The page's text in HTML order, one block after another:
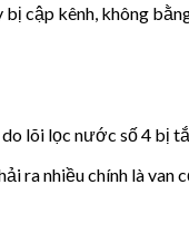
cập kênh, không
lõi lọc nước số 4 bị
ra nhiều chính là